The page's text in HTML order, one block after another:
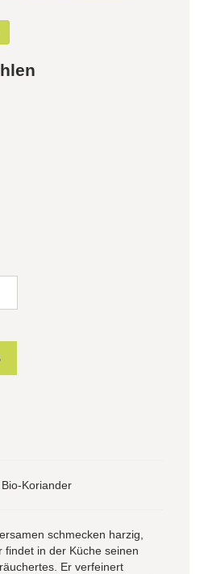
Bio-Koriander
schmecken harzig,
in der Küche seinen
Er verfeinert